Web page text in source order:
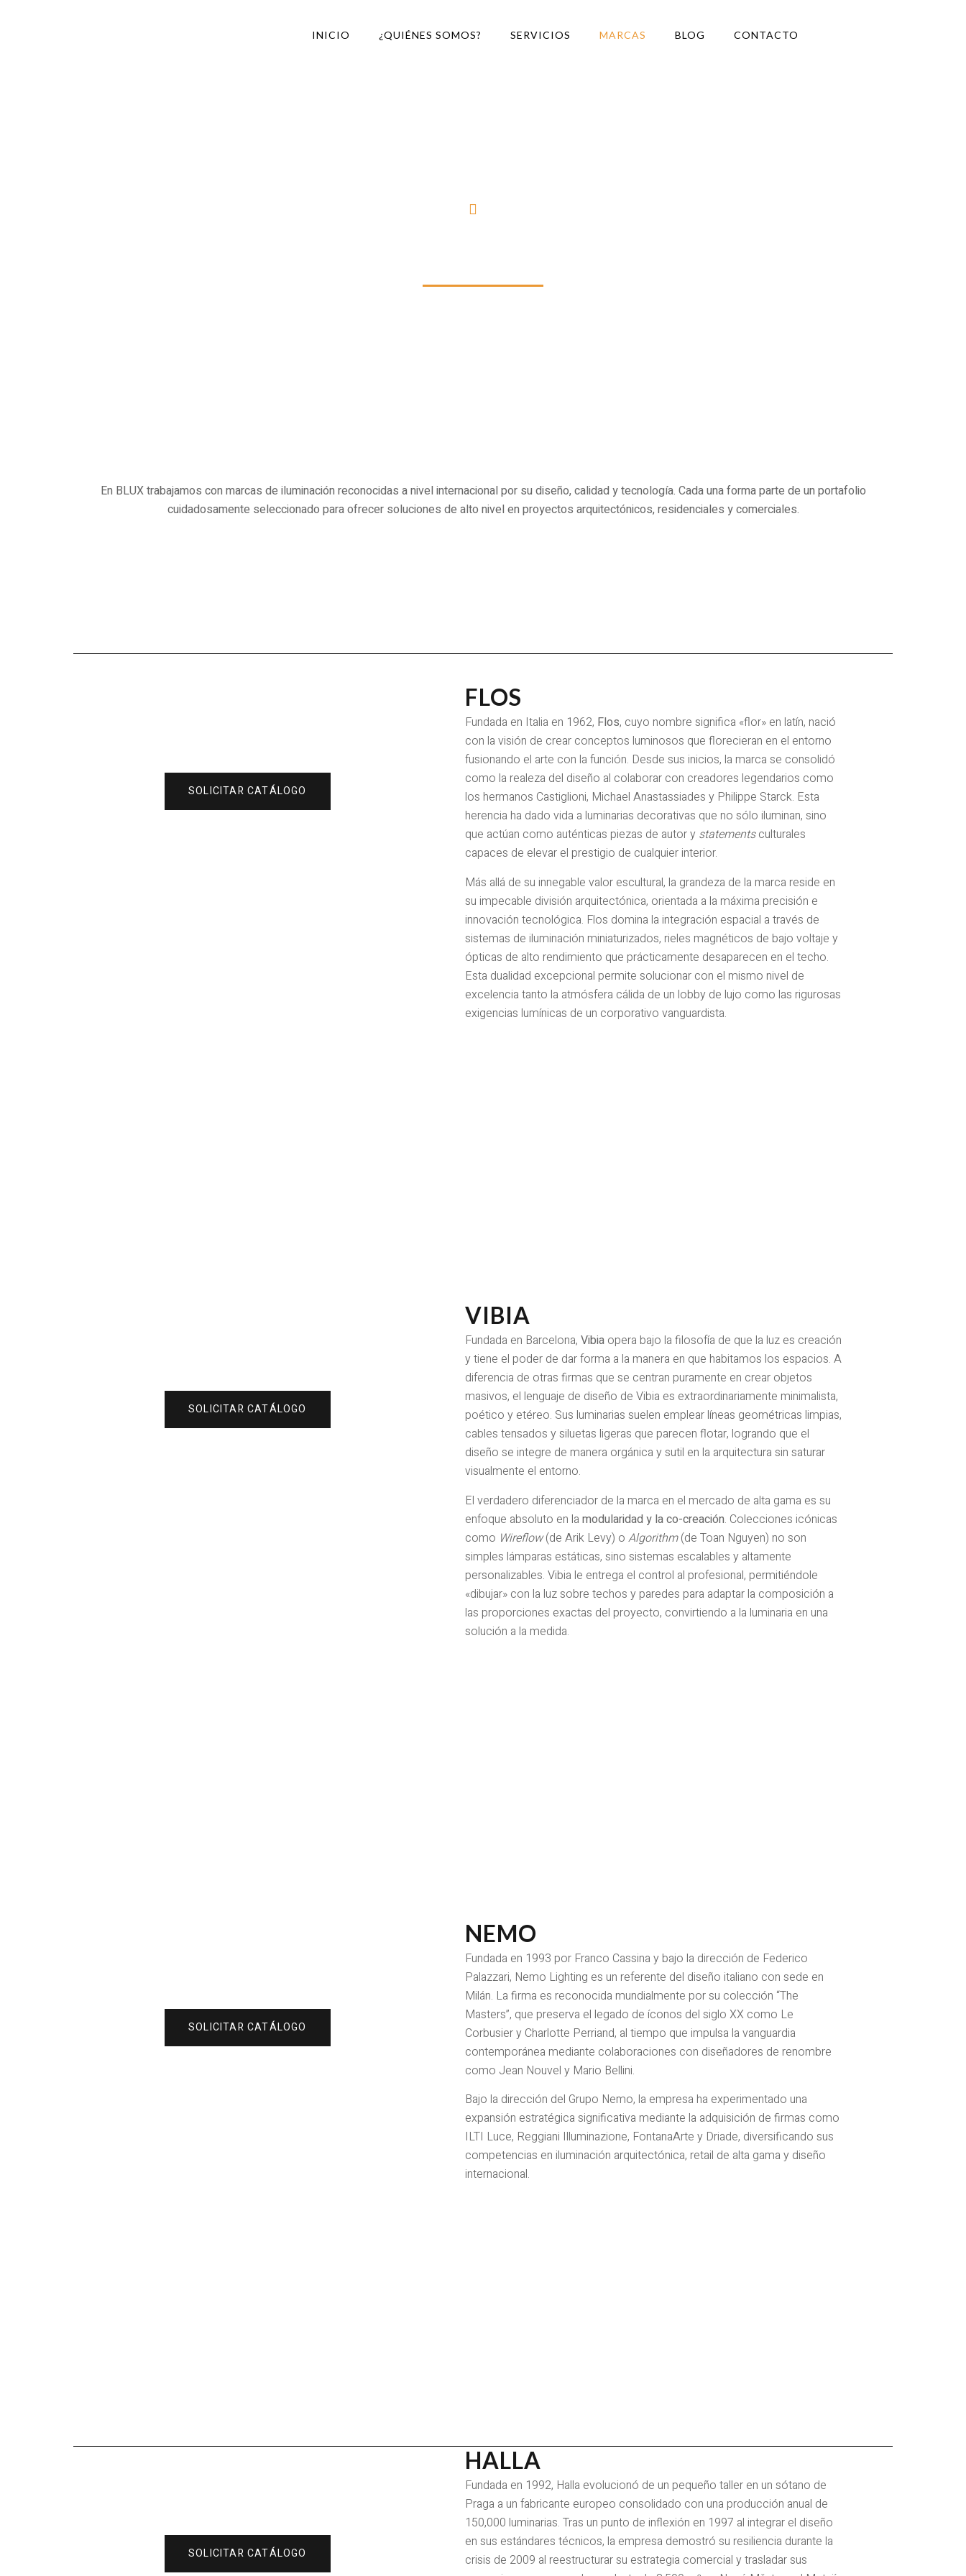
INICIO ¿QUIÉNES SOMOS? SERVICIOS MARCAS BLOG CONTACTO
En BLUX trabajamos con marcas de iluminación reconocidas a nivel internacional por su diseño, calidad y tecnología. Cada una forma parte de un portafolio
cuidadosamente seleccionado para ofrecer soluciones de alto nivel en proyectos arquitectónicos, residenciales y comerciales.
SOLICITAR CATÁLOGO
FLOS
Fundada en Italia en 1962, Flos, cuyo nombre significa «flor» en latín, nació
con la visión de crear conceptos luminosos que florecieran en el entorno
fusionando el arte con la función. Desde sus inicios, la marca se consolidó
como la realeza del diseño al colaborar con creadores legendarios como
los hermanos Castiglioni, Michael Anastassiades y Philippe Starck. Esta
herencia ha dado vida a luminarias decorativas que no sólo iluminan, sino
que actúan como auténticas piezas de autor y statementsculturales
capaces de elevar el prestigio de cualquier interior.
Más allá de su innegable valor escultural, la grandeza de la marca reside en
su impecable división arquitectónica, orientada a la máxima precisión e
innovación tecnológica. Flos domina la integración espacial a través de
sistemas de iluminación miniaturizados, rieles magnéticos de bajo voltaje y
ópticas de alto rendimiento que prácticamente desaparecen en el techo.
Esta dualidad excepcional permite solucionar con el mismo nivel de
excelencia tanto la atmósfera cálida de un lobby de lujo como las rigurosas
exigencias lumínicas de un corporativo vanguardista.
SOLICITAR CATÁLOGO
VIBIA
Fundada en Barcelona, Vibiaopera bajo la filosofía de que la luz es creación
y tiene el poder de dar forma a la manera en que habitamos los espacios. A
diferencia de otras firmas que se centran puramente en crear objetos
masivos, el lenguaje de diseño de Vibia es extraordinariamente minimalista,
poético y etéreo. Sus luminarias suelen emplear líneas geométricas limpias,
cables tensados y siluetas ligeras que parecen flotar, logrando que el
diseño se integre de manera orgánica y sutil en la arquitectura sin saturar
visualmente el entorno.
El verdadero diferenciador de la marca en el mercado de alta gama es su
enfoque absoluto en la modularidad y la co-creación. Colecciones icónicas
como Wireflow(de Arik Levy) o Algorithm(de Toan Nguyen) no son
simples lámparas estáticas, sino sistemas escalables y altamente
personalizables. Vibia le entrega el control al profesional, permitiéndole
«dibujar» con la luz sobre techos y paredes para adaptar la composición a
las proporciones exactas del proyecto, convirtiendo a la luminaria en una
solución a la medida.
SOLICITAR CATÁLOGO
NEMO
Fundada en 1993 por Franco Cassina y bajo la dirección de Federico
Palazzari, Nemo Lighting es un referente del diseño italiano con sede en
Milán. La firma es reconocida mundialmente por su colección “The
Masters”, que preserva el legado de íconos del siglo XX como Le
Corbusier y Charlotte Perriand, al tiempo que impulsa la vanguardia
contemporánea mediante colaboraciones con diseñadores de renombre
como Jean Nouvel y Mario Bellini.
Bajo la dirección del Grupo Nemo, la empresa ha experimentado una
expansión estratégica significativa mediante la adquisición de firmas como
ILTI Luce, Reggiani Illuminazione, FontanaArte y Driade, diversificando sus
competencias en iluminación arquitectónica, retail de alta gama y diseño
internacional.
SOLICITAR CATÁLOGO
HALLA
Fundada en 1992, Halla evolucionó de un pequeño taller en un sótano de
Praga a un fabricante europeo consolidado con una producción anual de
150,000 luminarias. Tras un punto de inflexión en 1997 al integrar el diseño
en sus estándares técnicos, la empresa demostró su resiliencia durante la
crisis de 2009 al reestructurar su estrategia comercial y trasladar sus